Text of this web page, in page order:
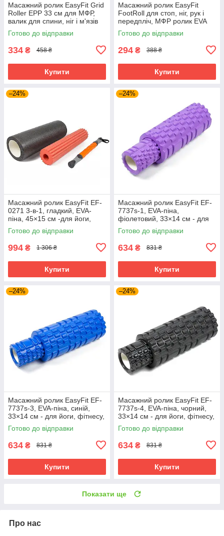
Масажний ролик EasyFit Grid
Roller EPP 33 см для МФР,
валик для спини, ніг і м'язів
Чорний (EF-2042-BK)
Готово до відправки
334 ₴ 458 ₴
Купити
Масажний ролик EasyFit
FootRoll для стоп, ніг, рук і
передпліч, МФР ролик EVA
для міофасціального релізу
Чорний (EF-2009-bk)
Готово до відправки
294 ₴ 388 ₴
Купити
–24%
Масажний ролик EasyFit EF-
0271 3-в-1, гладкий, EVA-
піна, 45×15 см -для йоги,
фітнесу, реабілітації
Готово до відправки
994 ₴ 1 306 ₴
Купити
–24%
Масажний ролик EasyFit EF-
7737s-1, EVA-піна,
фіолетовий, 33×14 см - для
йоги, фітнесу, реабілітації
Готово до відправки
634 ₴ 831 ₴
Купити
–24%
Масажний ролик EasyFit EF-
7737s-3, EVA-піна, синій,
33×14 см - для йоги, фітнесу,
реабілітації
Готово до відправки
634 ₴ 831 ₴
Купити
–24%
Масажний ролик EasyFit EF-
7737s-4, EVA-піна, чорний,
33×14 см - для йоги, фітнесу,
реабілітації
Готово до відправки
634 ₴ 831 ₴
Купити
Показати ще
Про нас